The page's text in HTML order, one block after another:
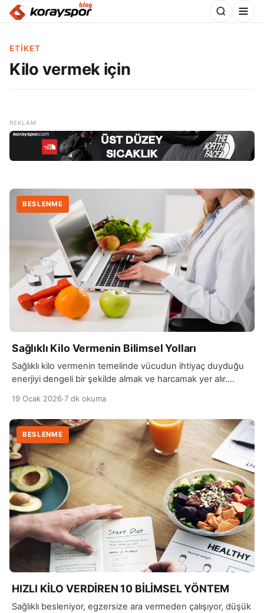
ETIKET
Kilo vermek için
BESLENME
Sağlıklı Kilo Vermenin Bilimsel Yolları
Sağlıklı kilo vermenin temelinde vücudun ihtiyaç duyduğu
enerjiyi dengeli bir şekilde almak ve harcamak yer alır.
kaloriden daha düşük olmasıyla gerçekleşir; ancak bu aç
kalarak değil, besin değeri yüksek gıdalarla sağlanmalıdır.
Protein, lif ve sağlıklı yağlardan zengin bir beslenme düzeni
hem tokluk hissini artırır hem de kas […]
19 Ocak 2026·7 dk okuma
BESLENME
HIZLI KİLO VERDİREN 10 BİLİMSEL YÖNTEM
Sağlıklı besleniyor, egzersize ara vermeden çalışıyor, düşük